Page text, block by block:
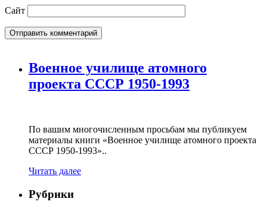
Сайт
Военное училище атомного
проекта СССР 1950-1993
По вашим многочисленным просьбам мы публикуем
материалы книги «Военное училище атомного проекта
СССР 1950-1993»..
Читать далее
Рубрики